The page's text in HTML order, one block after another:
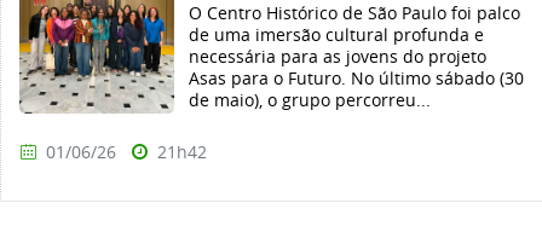
O Centro Histórico de São Paulo foi palco
de uma imersão cultural profunda e
necessária para as jovens do projeto
Asas para o Futuro. No último sábado (30
de maio), o grupo percorreu...
01/06/26 21h42